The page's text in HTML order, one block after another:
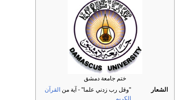
ختم جامعة دمشق
الشعار
"وقل رب زدني علما" - آية من القرآن